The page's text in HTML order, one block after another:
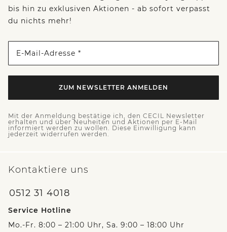
bis hin zu exklusiven Aktionen - ab sofort verpasst
du nichts mehr!
E-Mail-Adresse *
ZUM NEWSLETTER ANMELDEN
Mit der Anmeldung bestätige ich, den CECIL Newsletter
erhalten und über Neuheiten und Aktionen per E-Mail
informiert werden zu wollen. Diese Einwilligung kann
jederzeit widerrufen werden.
Kontaktiere uns
0512 31 4018
Service Hotline
Mo.-Fr. 8:00 – 21:00 Uhr, Sa. 9:00 – 18:00 Uhr